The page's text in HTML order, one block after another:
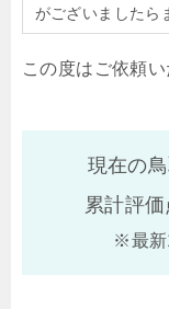
がございましたら
この度はご依頼
現在の
累計評
※最新